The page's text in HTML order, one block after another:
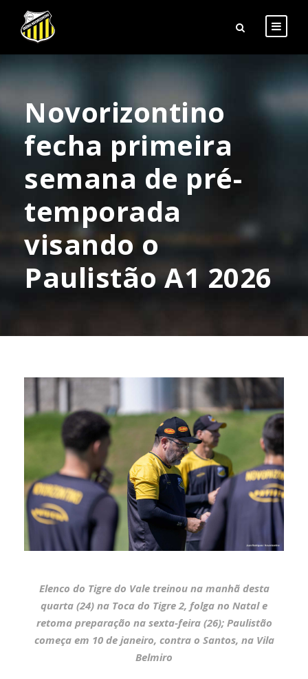
Novorizontino
fecha primeira
semana de pré-
temporada
visando o
Paulistão A1 2026
Elenco do Tigre do Vale treinou na manhã desta
quarta (24) na Toca do Tigre 2, folga no Natal e
retoma preparação na sexta-feira (26); Paulistão
começa em 10 de janeiro, contra o Santos, na Vila
Belmiro